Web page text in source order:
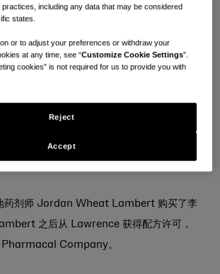
医生是个大人物……但是畅销漱口水为什
？
方命名为李施德林，以向 Joseph Lister 医
药剂师 Jordan Wheat Lambert 购买了李
之后从 Lawrence 获得配方许可，
Company。
including any data that may be considered
states.
or to adjust your preferences or withdraw your
at any time, see “Customize Cookie Settings”.
cookies” is not required for us to provide you with
Reject
Accept